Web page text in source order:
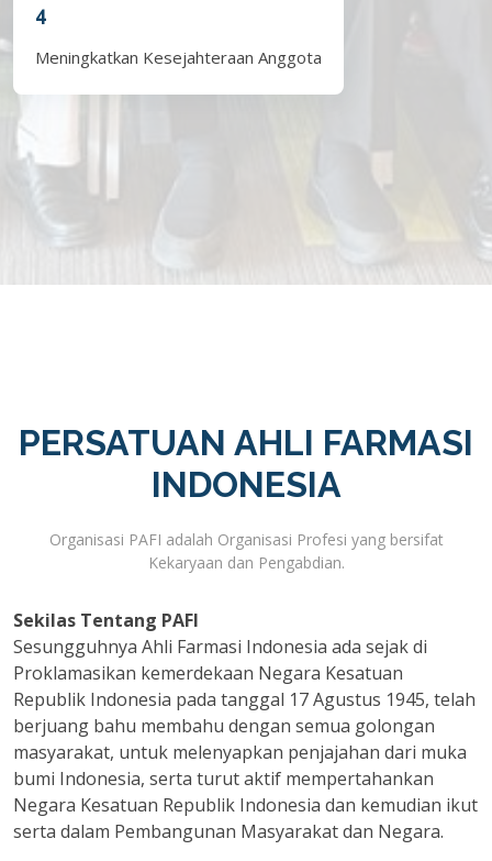
4
Meningkatkan Kesejahteraan Anggota
PERSATUAN AHLI FARMASI
INDONESIA
Organisasi PAFI adalah Organisasi Profesi yang bersifat
Kekaryaan dan Pengabdian.
Sekilas Tentang PAFI
Sesungguhnya Ahli Farmasi Indonesia ada sejak di
Proklamasikan kemerdekaan Negara Kesatuan
Republik Indonesia pada tanggal 17 Agustus 1945, telah
berjuang bahu membahu dengan semua golongan
masyarakat, untuk melenyapkan penjajahan dari muka
bumi Indonesia, serta turut aktif mempertahankan
Negara Kesatuan Republik Indonesia dan kemudian ikut
serta dalam Pembangunan Masyarakat dan Negara.